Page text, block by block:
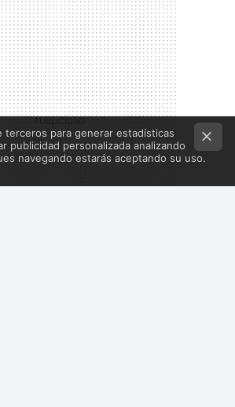
terceros para generar estadísticas
publicidad personalizada analizando
navegando estarás aceptando su uso.